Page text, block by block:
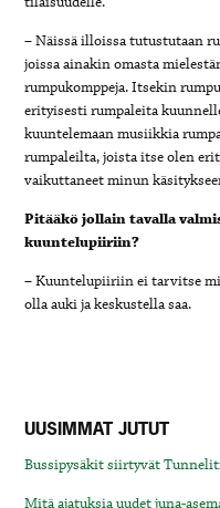
– Näissä illoissa tutustutaan
joissa ainakin omasta
rumpukomppeja. Itsekin
erityisesti rumpaleita
kuuntelemaan musiikkia
rumpaleilta, joista itse olen
vaikuttaneet minun
Pitääkö jollain tavalla
kuuntelupiiriin?
– Kuuntelupiiriin ei tarvitse
olla auki ja keskustella saa.
UUSIMMAT JUTUT
Bussipysäkit siirtyvät
Mitä ajatuksia uudet juna-